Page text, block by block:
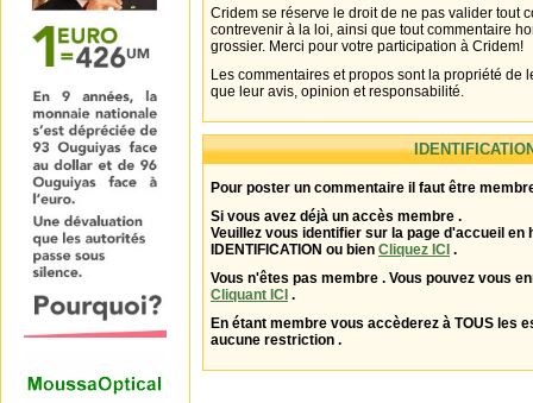
Cridem se réserve le droit de ne pas valider tout
contrevenir à la loi, ainsi que tout commentaire
grossier. Merci pour votre participation à Cridem!
Les commentaires et propos sont la propriété de
que leur avis, opinion et responsabilité.
Pour poster un commentaire il faut être
Si vous avez déjà un accès membre .
Veuillez vous identifier sur la page d'accueil en
IDENTIFICATION ou bien Cliquez ICI .
Vous n'êtes pas membre . Vous pouvez vous
Cliquant ICI .
En étant membre vous accèderez à TOUS les
aucune restriction .